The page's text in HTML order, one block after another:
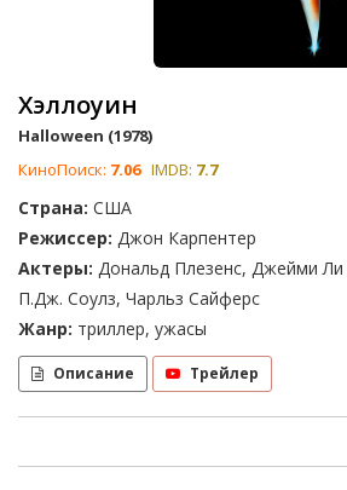
Хэллоуин
Halloween (1978)
КиноПоиск: 7.06 IMDB: 7.7
Страна: США
Режиссер: Джон Карпентер
Актеры: Дональд Плезенс, Джейми Ли
П.Дж. Соулз, Чарльз Сайферс
Жанр: триллер, ужасы
Описание Трейлер